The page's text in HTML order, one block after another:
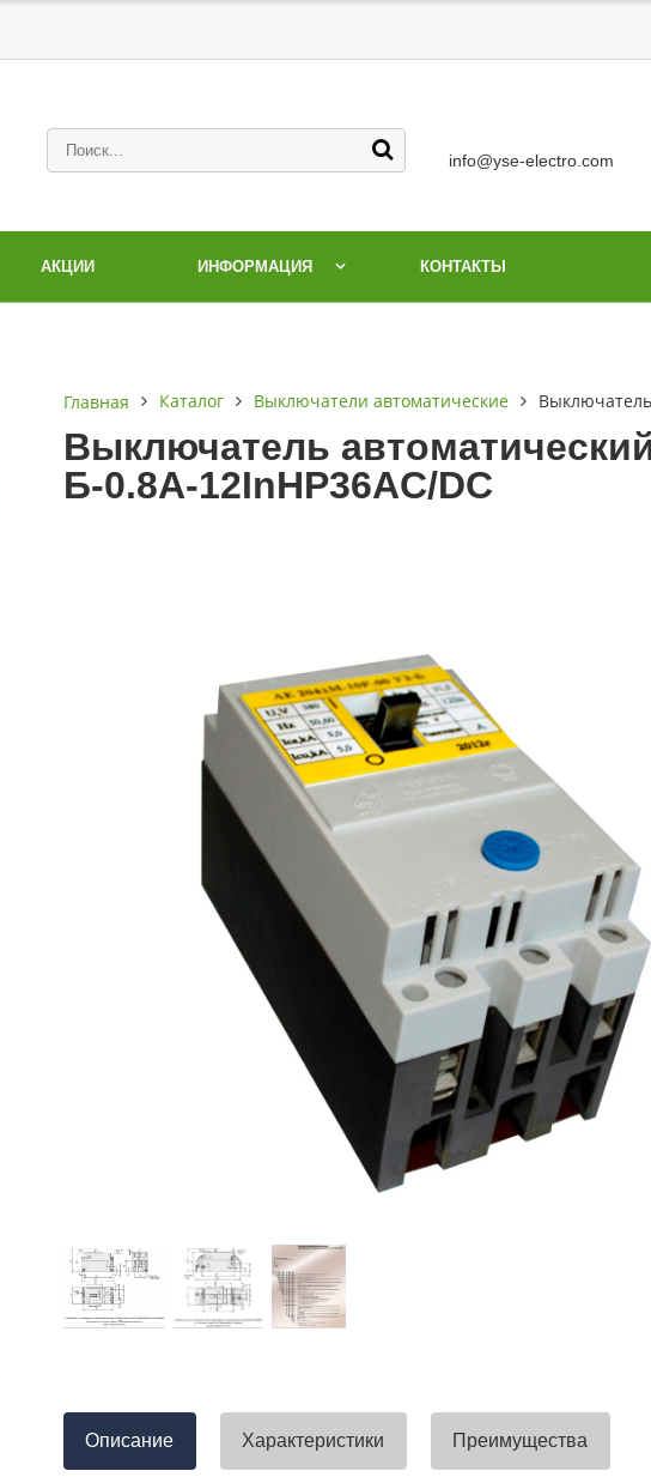
info@yse-electro.com
АКЦИИ ИНФОРМАЦИЯ КОНТАКТЫ
Владимир Юрьевич (Филиал
15.02.2022
Компания ЮШЕ-Электро выиграла тендер на
изготовление и поставку деревянных опор ЛЭП
110 кВ для пополнения складского оперативного
Продукция поставлена своевременно. Претензий
Наоборот, деревянные элементы опор высокого
качества, пропитка заболонного слоя древесины
На комплектные изделия (опоры ЛЭП),
впервые на моей памяти компания
производитель и поставщик опор ЛЭП
сопровождает опоры ЛЭП такими документами.
Приятно работать с таким ответственным
поставщиком!
Татьяна (Branch of «Saren B.
V.» PLLC)
Выражаю благодарность
оперативную обработку нашего
Выставили коммерческое
хорошей цене в течение двух
малого сотня товарных
успели закрыть смету большого
вы получили хороший заказ))
Главная Каталог Выключатели автоматические
Выключатель
Б-0.8А-12InНР36AC/DC
Описание Характеристики Преимущества